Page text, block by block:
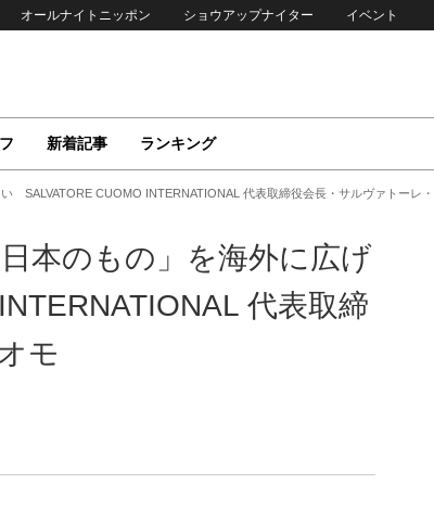
オールナイトニッポン ショウアップナイター イベント
新着記事 ランキング
SALVATORE CUOMO INTERNATIONAL 代表取締役会長・サルヴァトーレ
本のもの」を海外に広げ
代表取締
モ